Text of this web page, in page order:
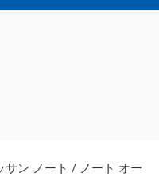
サン ノート / ノート オー